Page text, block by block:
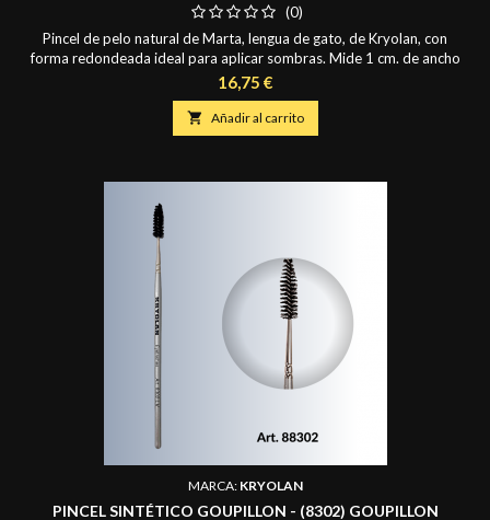
(0)
Pincel de pelo natural de Marta, lengua de gato, de Kryolan, con
forma redondeada ideal para aplicar sombras. Mide 1 cm. de ancho
y largo de pelo de 1,9 cm.
Precio
16,75 €
 Añadir al carrito
MARCA: KRYOLAN
PINCEL SINTÉTICO GOUPILLON - (8302) GOUPILLON